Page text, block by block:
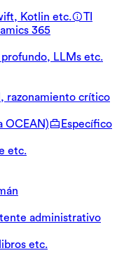
Kotlin etc.
TI
365
LLMs etc.
razonamiento crítico
OCEAN)
Específico
etc.
administrativo
etc.